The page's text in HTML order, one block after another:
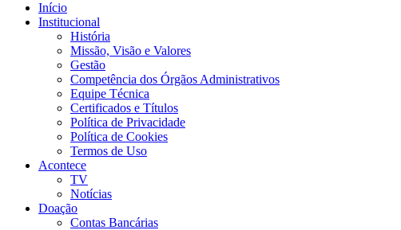
Início
Institucional
História
Missão, Visão e Valores
Gestão
Competência dos Órgãos Administrativos
Equipe Técnica
Certificados e Títulos
Política de Privacidade
Política de Cookies
Termos de Uso
Acontece
TV
Notícias
Doação
Contas Bancárias